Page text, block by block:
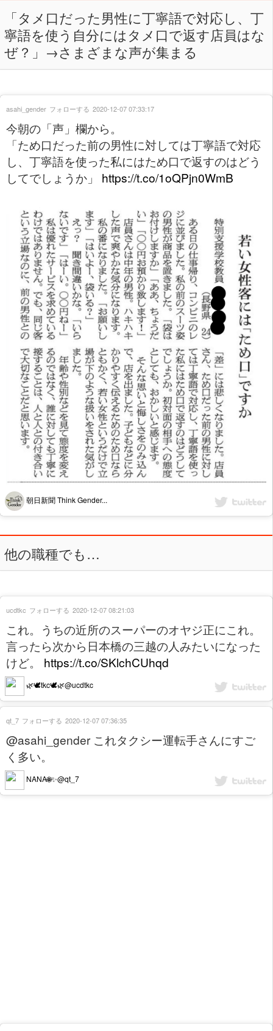
「タメ口だった男性に丁寧語で対応し、丁
寧語を使う自分にはタメ口で返す店員はな
ぜ？」→さまざまな声が集まる
今朝の「声」欄から。
「ため口だった前の男性に対しては丁寧語で対応
し、丁寧語を使った私にはため口で返すのはどう
してでしょうか」 https://t.co/1oQPjn0WmB
朝日新聞 Think Gender...
asahi_gender フォローする 2020-12-07 07:33:17
他の職種でも…
これ。うちの近所のスーパーのオヤジ正にこれ。
言ったら次から日本橋の三越の人みたいになった
けど。 https://t.co/SKlchCUhqd
🌿🕊tkc🕊🌿@ucdtkc
ucdtkc フォローする 2020-12-07 08:21:03
@asahi_gender これタクシー運転手さんにすご
く多い。
NANA🌐✨@qt_7
qt_7 フォローする 2020-12-07 07:36:35